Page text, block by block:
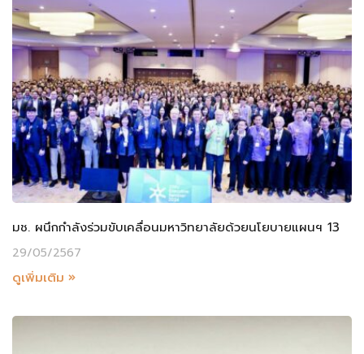
มช. ผนึกกำลังร่วมขับเคลื่อนมหาวิทยาลัยด้วยนโยบายแผนฯ 13
29/05/2567
ดูเพิ่มเติม »